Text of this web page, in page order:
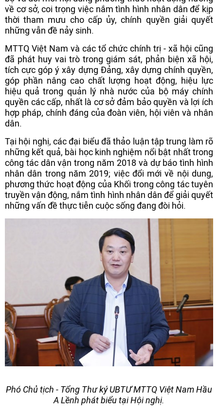
về cơ sở, coi trọng việc nắm tình hình nhân dân để kịp
thời tham mưu cho cấp ủy, chính quyền giải quyết
những vẫn đề nảy sinh.
MTTQ Việt Nam và các tổ chức chính trị - xã hội cũng
đã phát huy vai trò trong giám sát, phản biện xã hội,
tích cực góp ý xây dựng Đảng, xây dựng chính quyền,
góp phần nâng cao chất lượng hoạt động, hiệu lực
hiệu quả trong quản lý nhà nước của bộ máy chính
quyền các cấp, nhất là cơ sở đảm bảo quyền và lợi ích
hợp pháp, chính đáng của đoàn viên, hội viên và nhân
dân.
Tại hội nghị, các đại biểu đã thảo luận tập trung làm rõ
những kết quả, bài học kinh nghiệm nổi bật nhất trong
công tác dân vận trong năm 2018 và dự báo tình hình
nhân dân trong năm 2019; việc đổi mới về nội dung,
phương thức hoạt động của Khối trong công tác tuyên
truyền vận động, nắm tình hình nhân dân để giải quyết
những vấn đề thực tiễn cuộc sống đang đòi hỏi.
Phó Chủ tịch - Tổng Thư ký UBTƯ MTTQ Việt Nam Hầu
A Lềnh phát biểu tại Hội nghị.